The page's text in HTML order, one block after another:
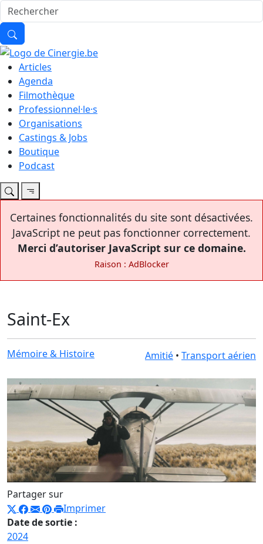
Articles
Agenda
Filmothèque
Professionnel·le·s
Organisations
Castings & Jobs
Boutique
Podcast
Certaines fonctionnalités du site sont désactivées.
JavaScript ne peut pas fonctionner correctement.
Merci d’autoriser JavaScript sur ce domaine.
Raison : AdBlocker
Saint-Ex
Mémoire & Histoire Amitié • Transport aérien
Partager sur
Imprimer
Date de sortie :
2024